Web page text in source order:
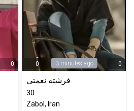
0 0 3 minutes ago 0
فرشته نعمتی
30
Zabol, Iran